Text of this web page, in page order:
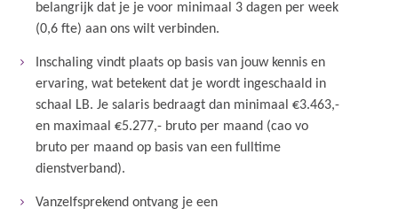
belangrijk dat je je voor minimaal 3 dagen per week
(0,6 fte) aan ons wilt verbinden.
Inschaling vindt plaats op basis van jouw kennis en
ervaring, wat betekent dat je wordt ingeschaald in
schaal LB. Je salaris bedraagt dan minimaal €3.463,-
en maximaal €5.277,- bruto per maand (cao vo
bruto per maand op basis van een fulltime
dienstverband).
Vanzelfsprekend ontvang je een